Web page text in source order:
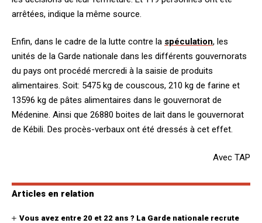
arrêtées, indique la même source.
Enfin, dans le cadre de la lutte contre la spéculation, les
unités de la Garde nationale dans les différents gouvernorats
du pays ont procédé mercredi à la saisie de produits
alimentaires. Soit: 5475 kg de couscous, 210 kg de farine et
13596 kg de pâtes alimentaires dans le gouvernorat de
Médenine. Ainsi que 26880 boites de lait dans le gouvernorat
de Kébili. Des procès-verbaux ont été dressés à cet effet.
Avec TAP
Articles en relation
Vous avez entre 20 et 22 ans ? La Garde nationale recrute